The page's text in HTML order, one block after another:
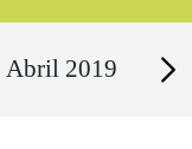
Abril 2019 Secciones